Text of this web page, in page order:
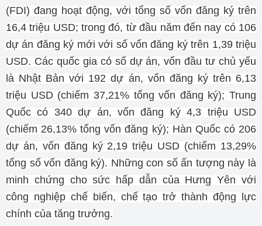
(FDI) đang hoạt động, với tổng số vốn đăng ký trên
16,4 triệu USD; trong đó, từ đầu năm đến nay có 106
dự án đăng ký mới với số vốn đăng ký trên 1,39 triệu
USD. Các quốc gia có số dự án, vốn đầu tư chủ yếu
là Nhật Bản với 192 dự án, vốn đăng ký trên 6,13
triệu USD (chiếm 37,21% tổng vốn đăng ký); Trung
Quốc có 340 dự án, vốn đăng ký 4,3 triệu USD
(chiếm 26,13% tổng vốn đăng ký); Hàn Quốc có 206
dự án, vốn đăng ký 2,19 triệu USD (chiếm 13,29%
tổng số vốn đăng ký). Những con số ấn tượng này là
minh chứng cho sức hấp dẫn của Hưng Yên với
công nghiệp chế biến, chế tạo trở thành động lực
chính của tăng trưởng.